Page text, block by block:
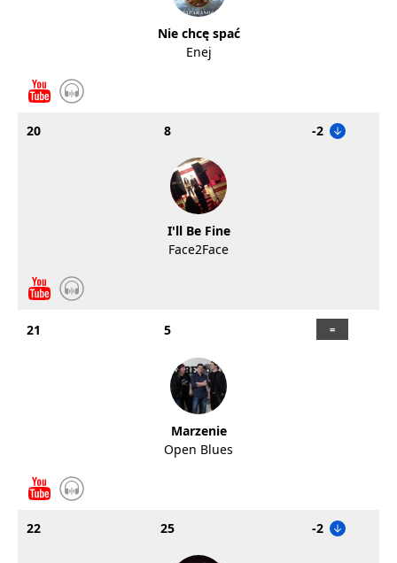
Nie chcę spać
Enej
20 8 -2
I'll Be Fine
Face2Face
21 5
Marzenie
Open Blues
22 25 -2